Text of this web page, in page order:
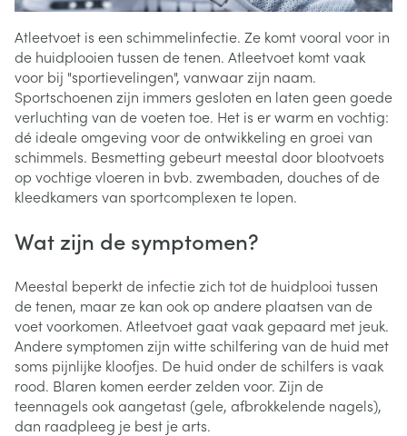
Atleetvoet is een schimmelinfectie. Ze komt vooral voor in
de huidplooien tussen de tenen. Atleetvoet komt vaak
voor bij "sportievelingen", vanwaar zijn naam.
Sportschoenen zijn immers gesloten en laten geen goede
verluchting van de voeten toe. Het is er warm en vochtig:
dé ideale omgeving voor de ontwikkeling en groei van
schimmels. Besmetting gebeurt meestal door blootvoets
op vochtige vloeren in bvb. zwembaden, douches of de
kleedkamers van sportcomplexen te lopen.
Wat zijn de symptomen?
Meestal beperkt de infectie zich tot de huidplooi tussen
de tenen, maar ze kan ook op andere plaatsen van de
voet voorkomen. Atleetvoet gaat vaak gepaard met jeuk.
Andere symptomen zijn witte schilfering van de huid met
soms pijnlijke kloofjes. De huid onder de schilfers is vaak
rood. Blaren komen eerder zelden voor. Zijn de
teennagels ook aangetast (gele, afbrokkelende nagels),
dan raadpleeg je best je arts.